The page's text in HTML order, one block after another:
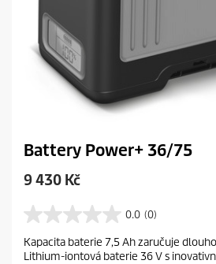
Battery Power+ 36/75
C
r
e
9 430 Kč
0.0 (0)
0
.
0
Kapacita baterie 7,5 Ah zaručuje
Lithium-iontová baterie 36 V s